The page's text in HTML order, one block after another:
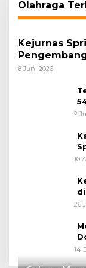
Olahraga
Kejurnas
Tengah
8 Juni 2026
2
10
26
14